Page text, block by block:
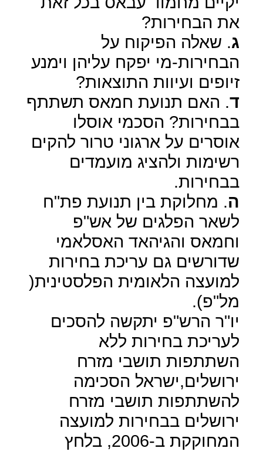
את הבחירות?
ג. שאלה הפיקוח על
הבחירות-מי יפקח עליהן וימנע
זיופים ועיוות התוצאות?
ד. האם תנועת חמאס תשתתף
בבחירות? הסכמי אוסלו
אוסרים על ארגוני טרור להקים
רשימות ולהציג מועמדים
בבחירות.
ה. מחלוקת בין תנועת פת"ח
לשאר הפלגים של אש"פ
וחמאס והגיהאד האסלאמי
שדורשים גם עריכת בחירות
למועצה הלאומית הפלסטינית(
מל"פ).
יו"ר הרש"פ יתקשה להסכים
לעריכת בחירות ללא
השתתפות תושבי מזרח
ירושלים,ישראל הסכימה
להשתתפות תושבי מזרח
ירושלים בבחירות למועצה
המחוקקת ב-2006, בלחץ